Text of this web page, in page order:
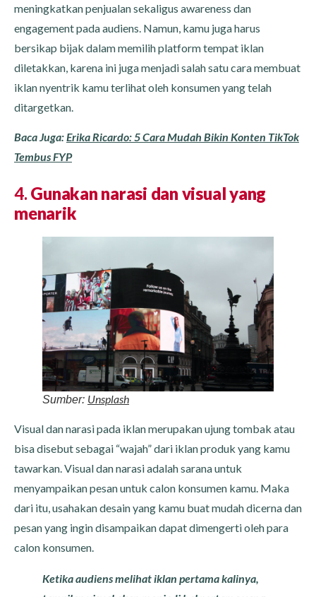
meningkatkan penjualan sekaligus awareness dan
engagement pada audiens. Namun, kamu juga harus
bersikap bijak dalam memilih platform tempat iklan
diletakkan, karena ini juga menjadi salah satu cara membuat
iklan nyentrik kamu terlihat oleh konsumen yang telah
ditargetkan.
Baca Juga:Erika Ricardo: 5 Cara Mudah Bikin Konten TikTok
Tembus FYP
4. Gunakan narasi dan visual yang
menarik
Sumber: Unsplash
Visual dan narasi pada iklan merupakan ujung tombak atau
bisa disebut sebagai “wajah” dari iklan produk yang kamu
tawarkan. Visual dan narasi adalah sarana untuk
menyampaikan pesan untuk calon konsumen kamu. Maka
dari itu, usahakan desain yang kamu buat mudah dicerna dan
pesan yang ingin disampaikan dapat dimengerti oleh para
calon konsumen.
Ketika audiens melihat iklan pertama kalinya,